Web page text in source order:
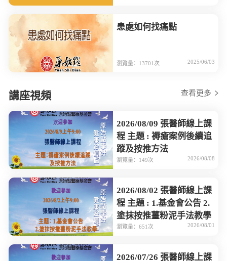
患處如何找痛點
瀏覽量：13701次 2025/06/03
講座視頻 查看更多
2026/08/09 張醫師線上課
程 主題 : 褥瘡案例後續追
蹤及按推方法
瀏覽量：149次 2026/08/08
2026/08/02 張醫師線上課
程 主題 : 1.基金會公告 2.
塗抹按推薑粉泥手法教學
瀏覽量：651次 2026/08/01
2026/07/26 張醫師線上課